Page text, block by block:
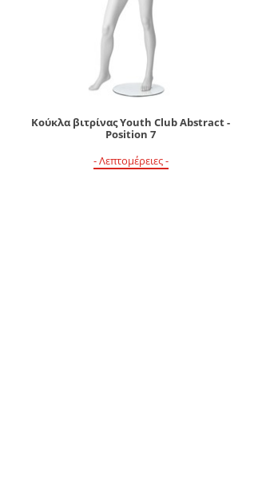
Κούκλα βιτρίνας Youth Club Abstract -
Position 7
- Λεπτομέρειες -